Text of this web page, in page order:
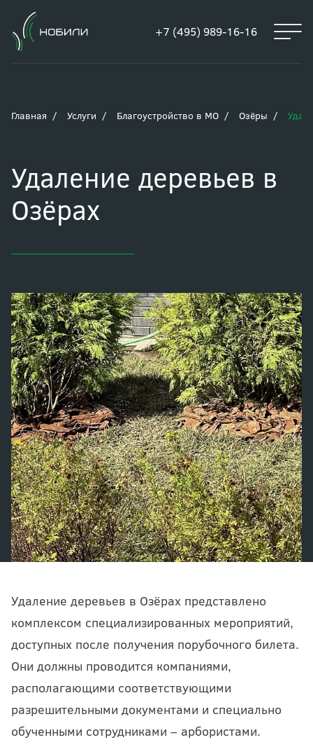
+7 (495) 989-16-16
Главная Услуги Благоустройство в МО Озёры
Удаление деревьев в
Озёрах
Удаление деревьев в Озёрах представлено
комплексом специализированных мероприятий,
доступных после получения порубочного билета.
Они должны проводится компаниями,
располагающими соответствующими
разрешительными документами и специально
обученными сотрудниками – арбористами.